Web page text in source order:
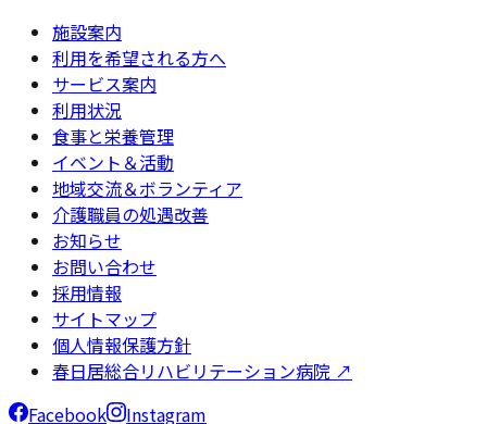
施設案内
利用を希望される方へ
サービス案内
利用状況
食事と栄養管理
イベント＆活動
地域交流＆ボランティア
介護職員の処遇改善
お知らせ
お問い合わせ
採用情報
サイトマップ
個人情報保護方針
春日居総合リハビリテーション病院 ↗
Facebook
Instagram